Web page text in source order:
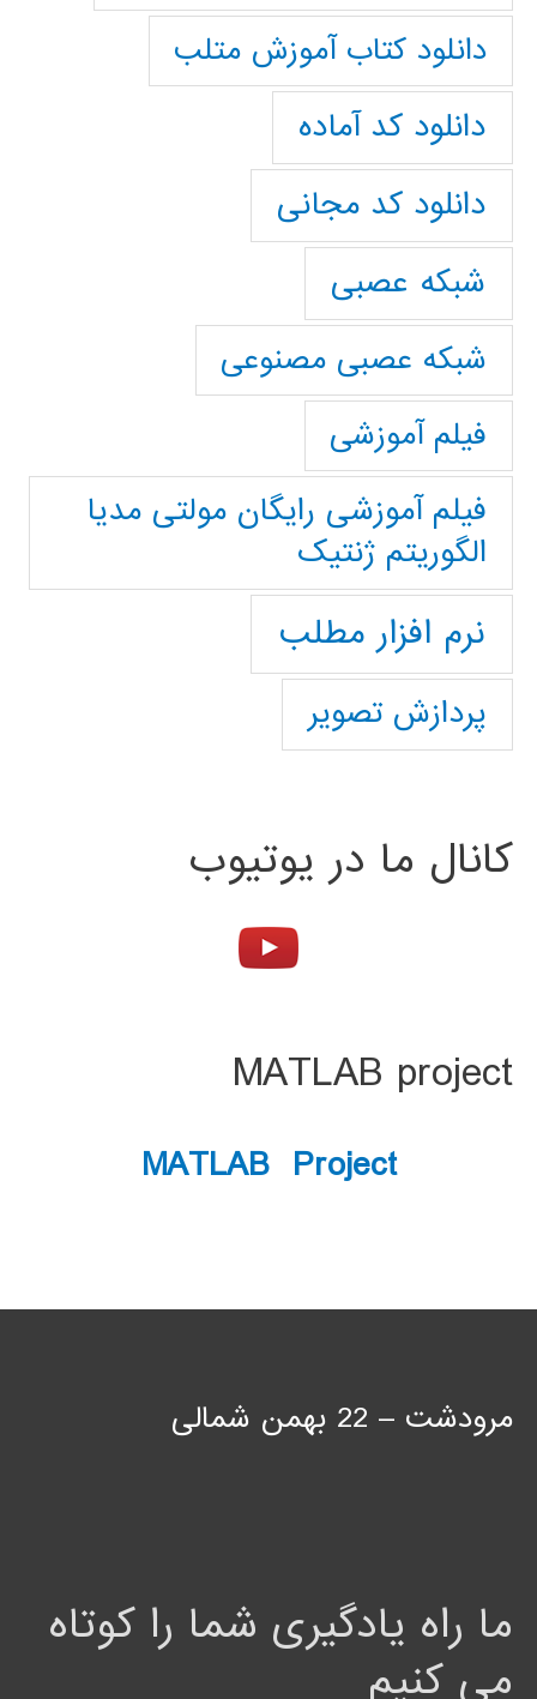
دانلود کتاب آموزش متلب
دانلود کد آماده
دانلود کد مجانی
شبکه عصبی
شبکه عصبی مصنوعی
فیلم آموزشی
فیلم آموزشی رایگان مولتی مدیا
الگوریتم ژنتیک
نرم افزار مطلب
پردازش تصویر
کانال ما در یوتیوب
MATLAB project
MATLAB Project
مرودشت – 22 بهمن شمالی
ما راه یادگیری شما را کوتاه
می کنیم